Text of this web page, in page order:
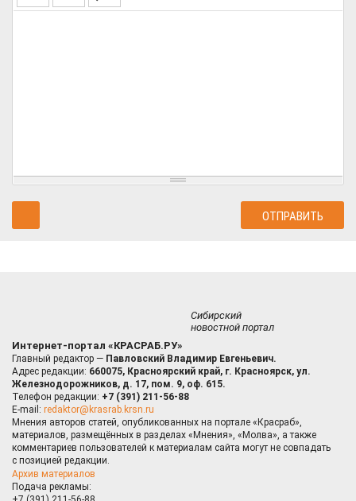
Сибирский
новостной портал
Интернет-портал «КРАСРАБ.РУ»
Главный редактор — Павловский Владимир Евгеньевич.
Адрес редакции: 660075, Красноярский край, г. Красноярск, ул.
Железнодорожников, д. 17, пом. 9, оф. 615.
Телефон редакции: +7 (391) 211-56-88
E-mail: redaktor@krasrab.krsn.ru
Мнения авторов статей, опубликованных на портале «Красраб»,
материалов, размещённых в разделах «Мнения», «Молва», а также
комментариев пользователей к материалам сайта могут не совпадать
с позицией редакции.
Архив материалов
Подача рекламы: